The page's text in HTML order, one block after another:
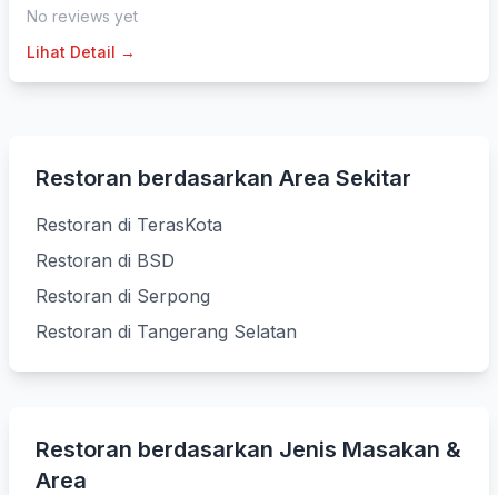
No reviews yet
Lihat Detail →
Restoran berdasarkan Area Sekitar
Restoran di TerasKota
Restoran di BSD
Restoran di Serpong
Restoran di Tangerang Selatan
Restoran berdasarkan Jenis Masakan &
Area